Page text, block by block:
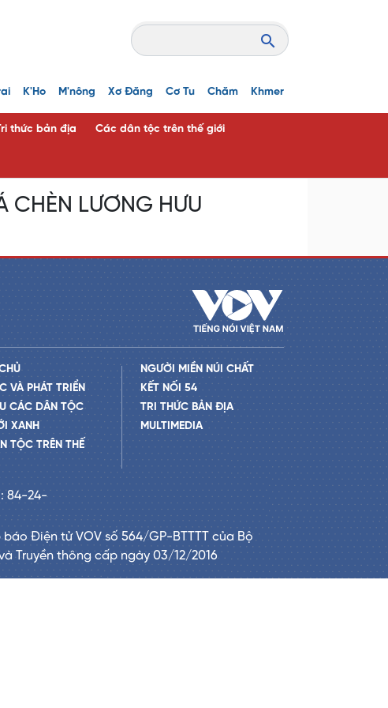
K'Ho M'nông Xơ Đăng Cơ Tu Chăm Khmer
thức bản địa Các dân tộc trên thế giới
CHÈN LƯƠNG HƯU
VÀ PHÁT TRIỂN
CÁC DÂN TỘC
XANH
TỘC TRÊN THẾ
NGƯỜI MIỀN NÚI CHẤT
KẾT NỐI 54
TRI THỨC BẢN ĐỊA
MULTIMEDIA
84-24-
Điện tử VOV số 564/GP-BTTTT của Bộ
Truyền thông cấp ngày 03/12/2016